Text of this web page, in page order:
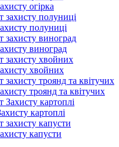
огірка
полуниці
виноград
хвойних
троянд та квітучих
картоплі
капусти